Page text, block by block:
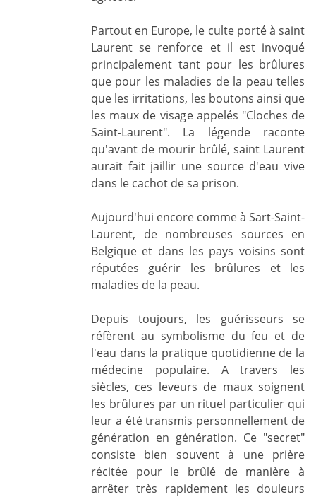
Partout en Europe, le culte porté à saint
Laurent se renforce et il est invoqué
principalement tant pour les brûlures
que pour les maladies de la peau telles
que les irritations, les boutons ainsi que
les maux de visage appelés "Cloches de
Saint-Laurent". La légende raconte
qu'avant de mourir brûlé, saint Laurent
aurait fait jaillir une source d'eau vive
dans le cachot de sa prison.
Aujourd'hui encore comme à Sart-Saint-
Laurent, de nombreuses sources en
Belgique et dans les pays voisins sont
réputées guérir les brûlures et les
maladies de la peau.
Depuis toujours, les guérisseurs se
réfèrent au symbolisme du feu et de
l'eau dans la pratique quotidienne de la
médecine populaire. A travers les
siècles, ces leveurs de maux soignent
les brûlures par un rituel particulier qui
leur a été transmis personnellement de
génération en génération. Ce "secret"
consiste bien souvent à une prière
récitée pour le brûlé de manière à
arrêter très rapidement les douleurs